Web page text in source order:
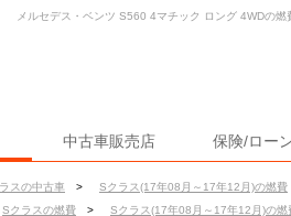
中古車販売店 保険/ロー
スの中古車 > Sクラス(17年08月～17年12月)の燃費
Sクラスの燃費 > Sクラス(17年08月～17年12月)の燃
メルセデス・ベンツ S560 4マチック ロング 4WDの